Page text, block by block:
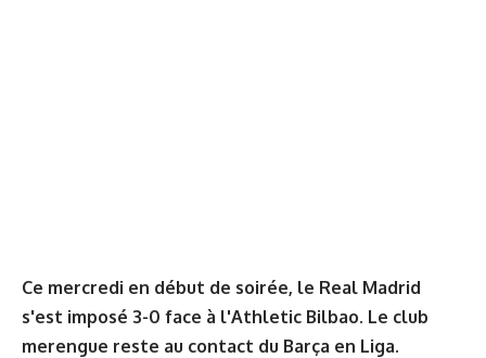
Ce mercredi en début de soirée, le Real Madrid
s'est imposé 3-0 face à l'Athletic Bilbao. Le club
merengue reste au contact du Barça en Liga.